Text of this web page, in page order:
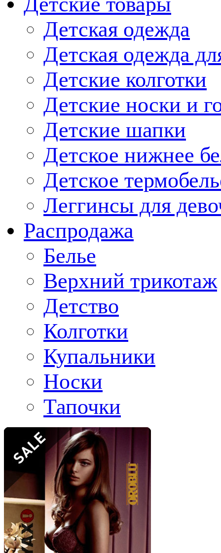
Детская одежда
Детская одежда
Детские колготки
Детские носки и
Детские шапки
Детское нижнее
Детское
Леггинсы для
Распродажа
Белье
Верхний трикотаж
Детство
Колготки
Купальники
Носки
Тапочки